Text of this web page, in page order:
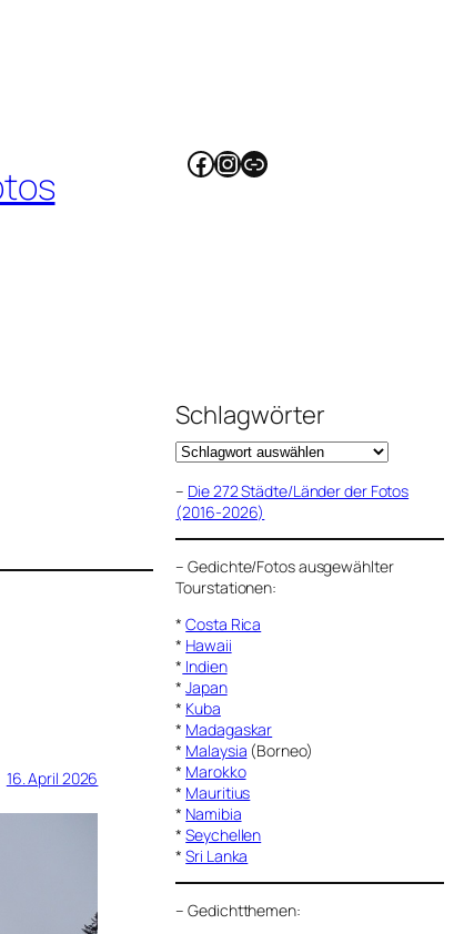
Facebook
Instagram
Link
16. April 2026
Schlagwörter
– Die 272 Städte/Länder der Fotos
(2016-2026)
–Gedichte/Fotos ausgewählter
Tourstationen:
*Costa Rica
* Hawaii
* Indien
*Japan
* Kuba
* Madagaskar
* Malaysia (Borneo)
* Marokko
* Mauritius
* Namibia
*Seychellen
*Sri Lanka
–Gedichtthemen: